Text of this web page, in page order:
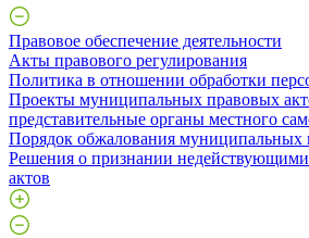
Правовое обеспечение деятельности
Акты правового регулирования
Политика в отношении обработки
Проекты муниципальных правовых
представительные органы местного
Порядок обжалования муниципальных
Решения о признании
актов